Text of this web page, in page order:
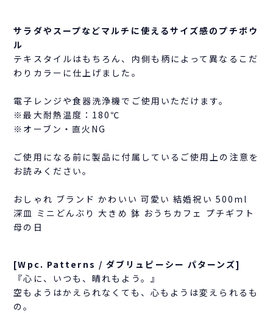
サラダやスープなどマルチに使えるサイズ感のプチボウ
ル
テキスタイルはもちろん、内側も柄によって異なるこだ
わりカラーに仕上げました。
電子レンジや食器洗浄機でご使用いただけます。
※最大耐熱温度：180℃
※オーブン・直火NG
ご使用になる前に製品に付属しているご使用上の注意を
お読みください。
おしゃれ ブランド かわいい 可愛い 結婚祝い 500ml
深皿 ミニどんぶり 大きめ 鉢 おうちカフェ プチギフト
母の日
[Wpc. Patterns / ダブリュピーシー パターンズ]
『心に、いつも、晴れもよう。』
空もようはかえられなくても、心もようは変えられるも
の。